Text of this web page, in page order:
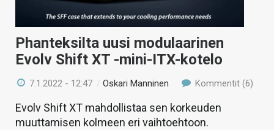
Phanteksilta uusi modulaarinen
Evolv Shift XT -mini-ITX-kotelo
7.1.2022 - 12:47 /Oskari Manninen Kommentit (6)
Evolv Shift XT mahdollistaa sen korkeuden
muuttamisen kolmeen eri vaihtoehtoon.